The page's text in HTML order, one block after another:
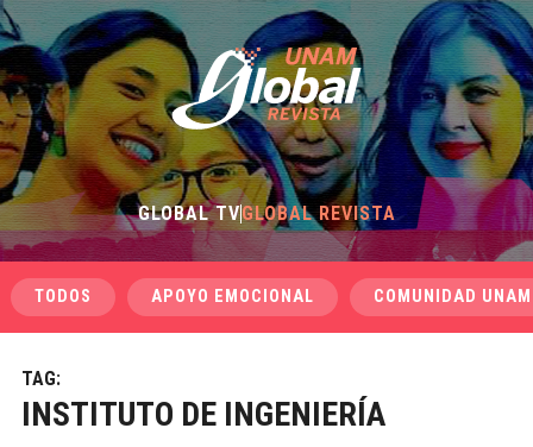
GLOBAL TVGLOBAL REVISTA
TODOS APOYO EMOCIONAL COMUNIDAD UNAM
TAG:
INSTITUTO DE INGENIERÍA